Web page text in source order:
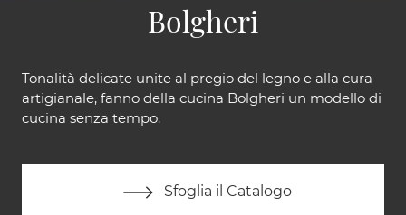
Bolgheri
Tonalità delicate unite al pregio del legno e alla cura
artigianale, fanno della cucina Bolgheri un modello di
cucina senza tempo.
Sfoglia il Catalogo